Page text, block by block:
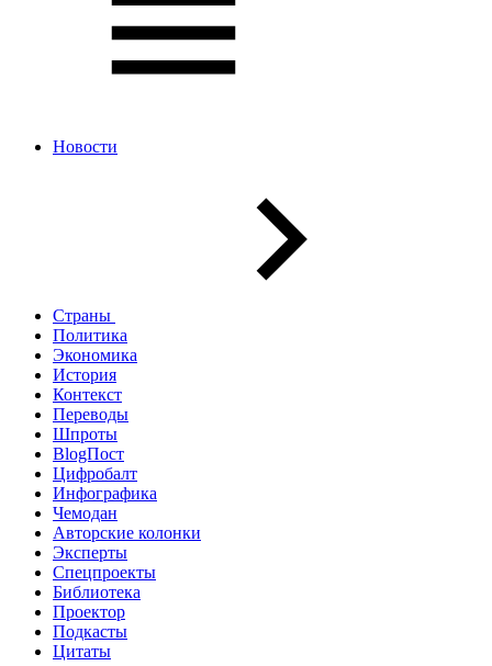
Новости
Страны
Политика
Экономика
История
Контекст
Переводы
Шпроты
BlogПост
Цифробалт
Инфографика
Чемодан
Авторские колонки
Эксперты
Спецпроекты
Библиотека
Проектор
Подкасты
Цитаты